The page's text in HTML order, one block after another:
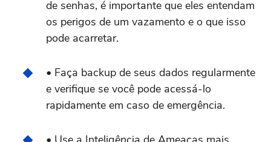
de senhas, é importante que eles entendam
os perigos de um vazamento e o que isso
pode acarretar.
• Faça backup de seus dados regularmente
e verifique se você pode acessá-lo
rapidamente em caso de emergência.